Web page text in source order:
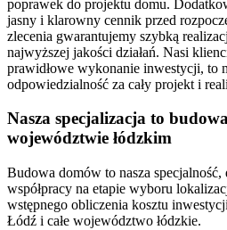
poprawek do projektu domu.
jasny i klarowny cennik przed
zlecenia gwarantujemy szybką
najwyższej jakości działań. Nasi
prawidłowe wykonanie inwestycji, to
odpowiedzialność za cały projekt i
Nasza specjalizacja to
województwie łódzkim
Budowa domów to nasza specjalność,
współpracy na etapie wyboru
wstępnego obliczenia kosztu
Łódź i całe województwo łódzkie.